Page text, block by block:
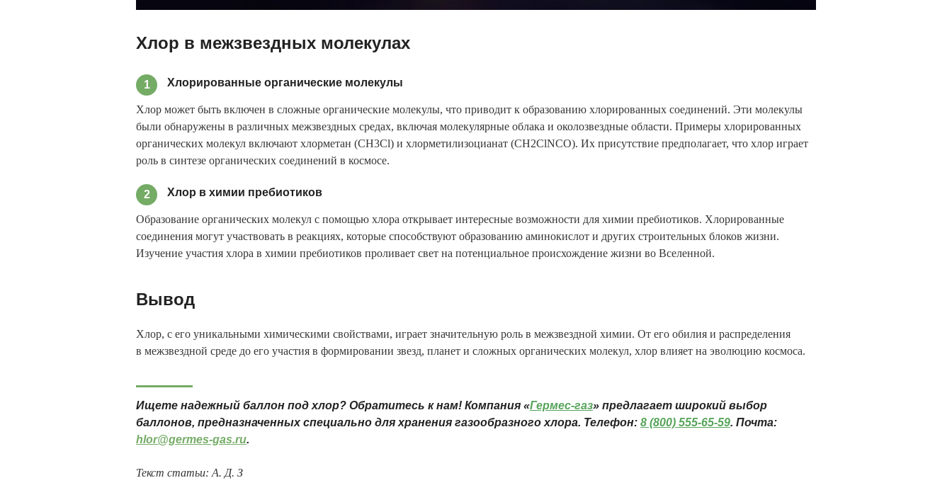
Хлор в межзвездных молекулах
1 Хлорированные органические молекулы
Хлор может быть включен в сложные органические молекулы, что приводит к образованию хлорированных соединений. Эти молекулы
были обнаружены в различных межзвездных средах, включая молекулярные облака и околозвездные области. Примеры хлорированных
органических молекул включают хлорметан (CH3Cl) и хлорметилизоцианат (CH2ClNCO). Их присутствие предполагает, что хлор играет
роль в синтезе органических соединений в космосе.
2 Хлор в химии пребиотиков
Образование органических молекул с помощью хлора открывает интересные возможности для химии пребиотиков. Хлорированные
соединения могут участвовать в реакциях, которые способствуют образованию аминокислот и других строительных блоков жизни.
Изучение участия хлора в химии пребиотиков проливает свет на потенциальное происхождение жизни во Вселенной.
Вывод
Хлор, с его уникальными химическими свойствами, играет значительную роль в межзвездной химии. От его обилия и распределения
в межзвездной среде до его участия в формировании звезд, планет и сложных органических молекул, хлор влияет на эволюцию космоса.
Ищете надежный баллон под хлор? Обратитесь к нам! Компания «Гермес -газ» предлагает широкий выбор
баллонов, предназначенных специально для хранения газообразного хлора. Телефон: 8 (800) 555-65-59. Почта:
hlor@germes-gas.ru.
Текст статьи: А. Д. З